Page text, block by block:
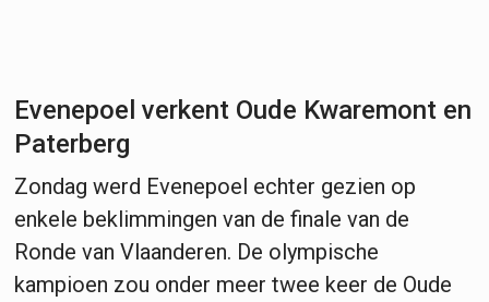
Evenepoel verkent Oude Kwaremont en
Paterberg
Zondag werd Evenepoel echter gezien op
enkele beklimmingen van de finale van de
Ronde van Vlaanderen. De olympische
kampioen zou onder meer twee keer de Oude